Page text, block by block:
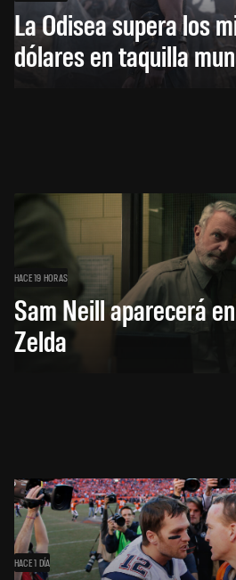
La Odisea supera los
dólares en taquilla
HACE 19 HORAS
Sam Neill aparecerá
Zelda
HACE 1 DÍA